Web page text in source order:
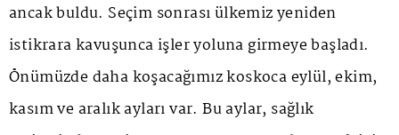
ancak buldu. Seçim sonrası ülkemiz yeniden
istikrara kavuşunca işler yoluna girmeye başladı.
Önümüzde daha koşacağımız koskoca eylül, ekim,
kasım ve aralık ayları var. Bu aylar, sağlık